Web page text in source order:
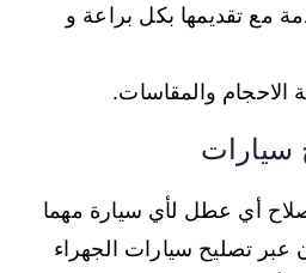
مع تقديمها بكل براعة و
الاحجام والمقاسات.
سيارات
أي عطل لأي سيارة مهما
تصليح سيارات الجهراء